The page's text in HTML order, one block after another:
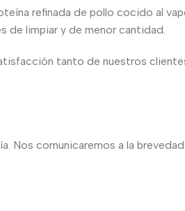
refinada de pollo cocido al
de limpiar y de menor cantidad.
tanto de nuestros
Nos comunicaremos a la